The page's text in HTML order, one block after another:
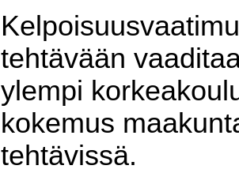
tehtävään
ylempi
kokemus
tehtävissä.